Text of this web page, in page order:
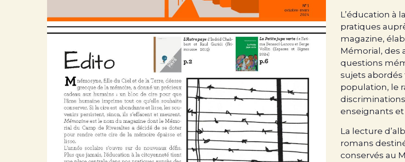
L’éducation à
pratiques
magazine,
Mémorial, des
questions
sujets abordés
population, le
enseignants
La lecture
romans
conservés au